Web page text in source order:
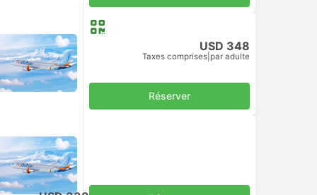
USD 348
Taxes comprises par adulte
Réserver